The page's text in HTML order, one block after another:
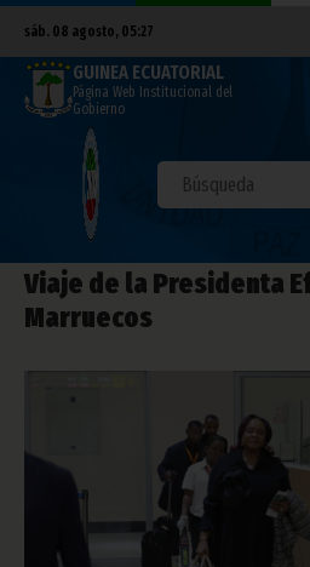
sáb. 08 agosto, 05:27
GUINEA ECUATORIAL
Página Web Institucional del
Gobierno
Viaje de la Presidenta
Marruecos